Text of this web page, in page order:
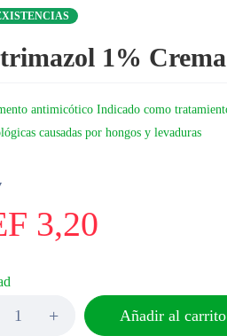
1%
antimicótico Indicado como
causadas por hongos y levaduras
3,20
Añadir al carrito